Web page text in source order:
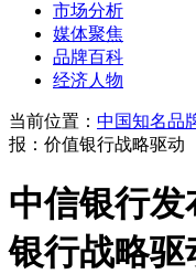
市场分析
媒体聚焦
品牌百科
经济人物
当前位置： 中国知名品
报：价值银行战略驱动
中信银行发
银行战略驱